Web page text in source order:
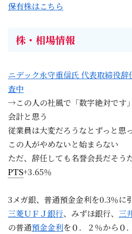
保有株はこちら
株・相場情報
ニデック永守重信氏 代表取締役
査中
→この人の社風で「数字絶対です
会計と思う
従業員は大変だろうなとずっと思
この人がやめないと始まらない
ただ、辞任しても名誉会長だそう
PTS+3.65％
3メガ銀、普通預金金利を0.3％
三菱ＵＦＪ銀行、みずほ銀‍行、 三
の普⁠通預金金利を０．２％から０